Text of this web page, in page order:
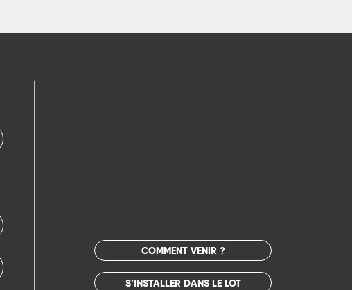
COMMENT VENIR ?
S’INSTALLER DANS LE LOT